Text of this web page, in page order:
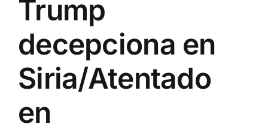
Trump
decepciona en
Siria/Atentado
en